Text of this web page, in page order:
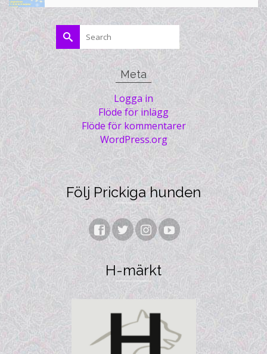
Search
for:
Meta
Logga in
Flöde för inlägg
Flöde för kommentarer
WordPress.org
Följ Prickiga hunden
H-märkt